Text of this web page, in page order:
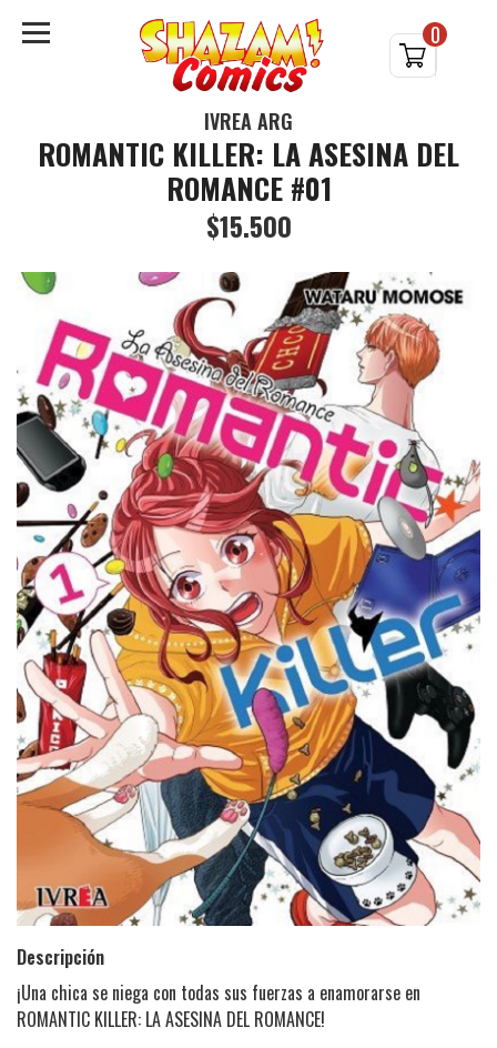
0
IVREA ARG
ROMANTIC KILLER: LA ASESINA DEL
ROMANCE #01
$15.500
Descripción
¡Una chica se niega con todas sus fuerzas a enamorarse en
ROMANTIC KILLER: LA ASESINA DEL ROMANCE!